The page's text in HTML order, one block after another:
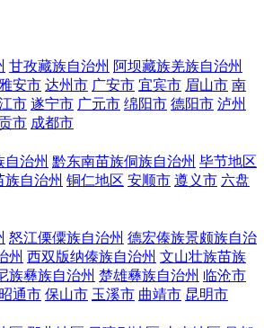
甘孜藏族自治州 阿坝藏族羌族自治州
雅安市 达州市 广安市 宜宾市 眉山市 南
市 遂宁市 广元市 绵阳市 德阳市 泸州
市 成都市
自治州 黔东南苗族侗族自治州 毕节地区
族自治州 铜仁地区 安顺市 遵义市 六盘
怒江傈僳族自治州 德宏傣族景颇族自治
州 西双版纳傣族自治州 文山壮族苗族
族彝族自治州 楚雄彝族自治州 临沧市
昭通市 保山市 玉溪市 曲靖市 昆明市